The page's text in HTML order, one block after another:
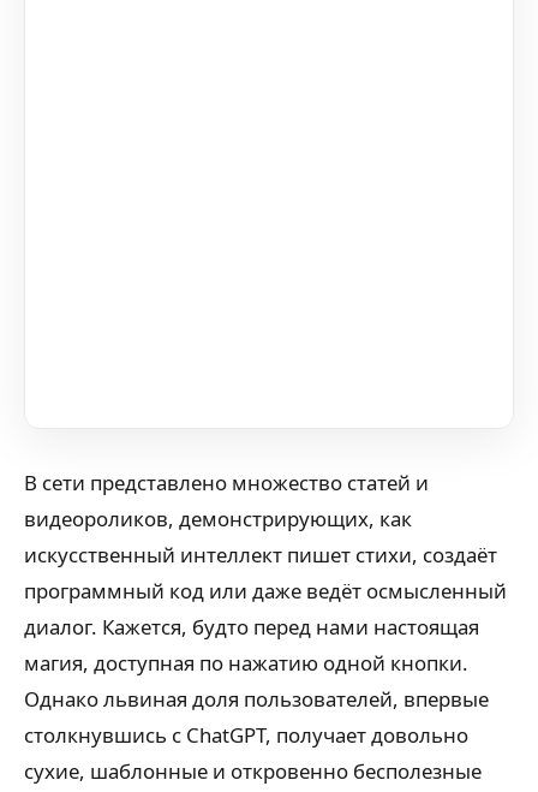
В сети представлено множество статей и
видеороликов, демонстрирующих, как
искусственный интеллект пишет стихи, создаёт
программный код или даже ведёт осмысленный
диалог. Кажется, будто перед нами настоящая
магия, доступная по нажатию одной кнопки.
Однако львиная доля пользователей, впервые
столкнувшись с ChatGPT, получает довольно
сухие, шаблонные и откровенно бесполезные